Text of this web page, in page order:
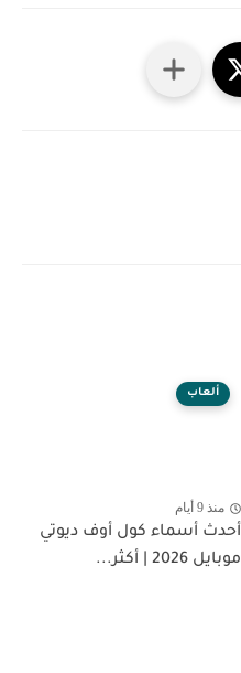
ألعاب
منذ 9 أيام
أحدث أسماء كول أوف ديوتي
موبايل 2026 | أكثر...